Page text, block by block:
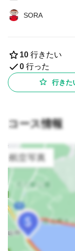
SORA
10 行きたい
0 行った
行きた
コース情報